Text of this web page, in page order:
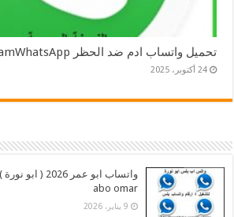
تحميل واتساب ادم ضد الحظر AdamWhatsApp اخر تحديث 2026
24 أكتوبر، 2025
abo omar
9 يناير، 2026